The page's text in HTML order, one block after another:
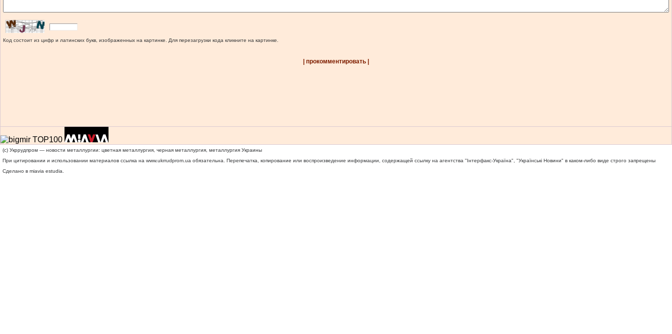
Код состоит из цифр и латинских букв, изображенных на картинке. Для перезагрузки кода кликните на картинке.
| прокомментировать |
(c) Укррудпром — новости металлургии: цветная металлургия, черная металлургия, металлургия Украины
При цитировании и использовании материалов ссылка на www.ukrrudprom.ua обязательна. Перепечатка, копирование или воспроизведение информации, содержащей ссылку на агентства "Iнтерфакс-Україна", "Українськi Новини" в каком-либо виде строго запрещены
Сделано в miavia estudia.